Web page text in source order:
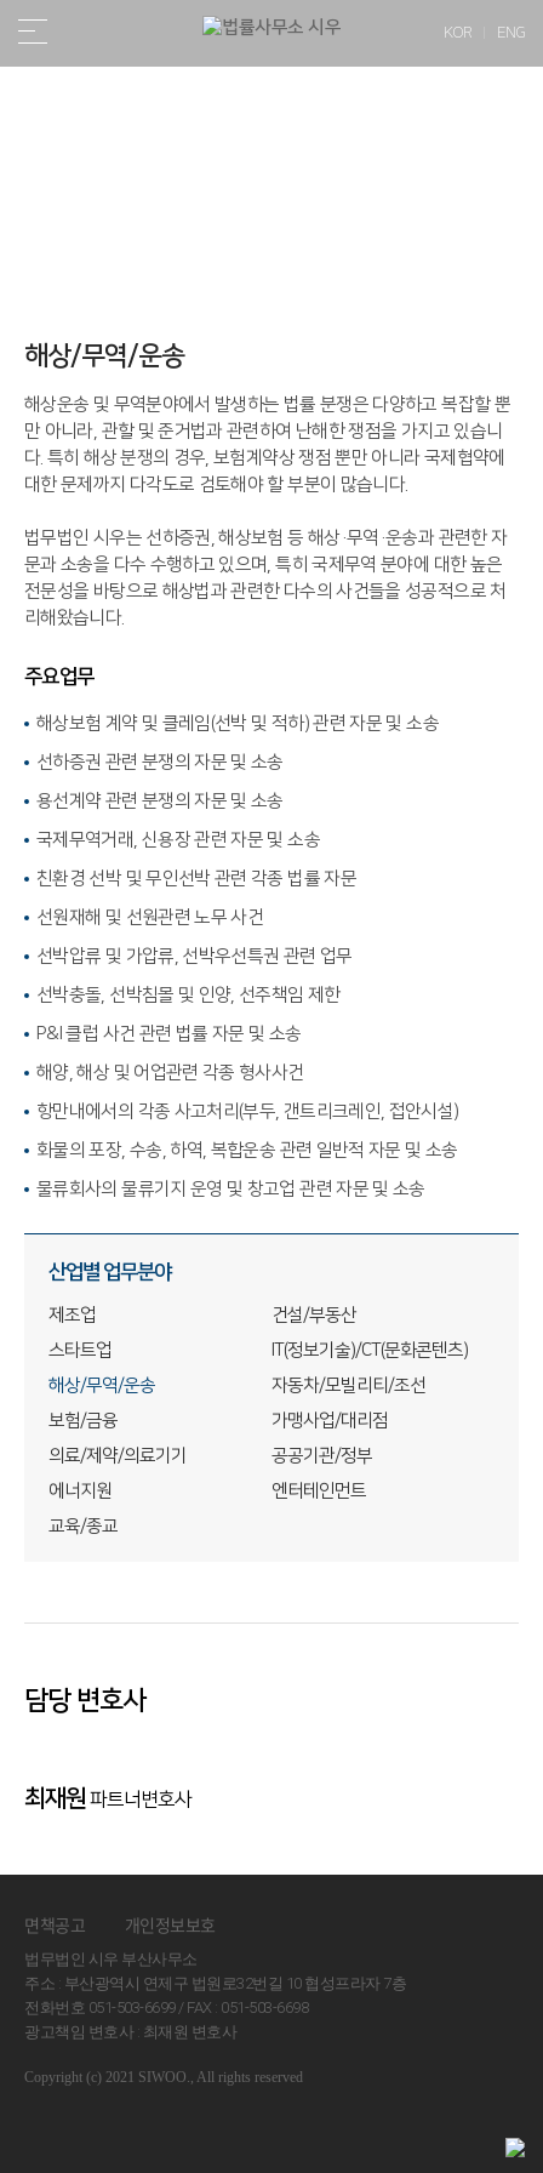
KOR ENG
해상/무역/운송
해상운송 및 무역분야에서 발생하는 법률 분쟁은 다양하고 복잡할 뿐
만 아니라, 관할 및 준거법과 관련하여 난해한 쟁점을 가지고 있습니
다. 특히 해상 분쟁의 경우, 보험계약상 쟁점 뿐만 아니라 국제협약에
대한 문제까지 다각도로 검토해야 할 부분이 많습니다.
법무법인 시우는 선하증권, 해상보험 등 해상·무역·운송과 관련한 자
문과 소송을 다수 수행하고 있으며, 특히 국제무역 분야에 대한 높은
전문성을 바탕으로 해상법과 관련한 다수의 사건들을 성공적으로 처
리해왔습니다.
주요업무
해상보험 계약 및 클레임(선박 및 적하) 관련 자문 및 소송
선하증권 관련 분쟁의 자문 및 소송
용선계약 관련 분쟁의 자문 및 소송
국제무역거래, 신용장 관련 자문 및 소송
친환경 선박 및 무인선박 관련 각종 법률 자문
선원재해 및 선원관련 노무 사건
선박압류 및 가압류, 선박우선특권 관련 업무
선박충돌, 선박침몰 및 인양, 선주책임 제한
P&I 클럽 사건 관련 법률 자문 및 소송
해양, 해상 및 어업관련 각종 형사사건
항만내에서의 각종 사고처리(부두, 갠트리크레인, 접안시설)
화물의 포장, 수송, 하역, 복합운송 관련 일반적 자문 및 소송
물류회사의 물류기지 운영 및 창고업 관련 자문 및 소송
산업별 업무분야
제조업
건설/부동산
스타트업
IT(정보기술)/CT(문화콘텐츠)
해상/무역/운송
자동차/모빌리티/조선
보험/금융
가맹사업/대리점
의료/제약/의료기기
공공기관/정부
에너지원
엔터테인먼트
교육/종교
담당 변호사
최재원 파트너변호사
법무법인 시우 부산사무소
주소 : 부산광역시 연제구 법원로32번길 10 협성프라자 7층
전화번호 051-503-6699 / FAX : 051-503-6698
광고책임 변호사 : 최재원 변호사
Copyright (c) 2021 SIWOO., All rights reserved
면책공고 개인정보보호